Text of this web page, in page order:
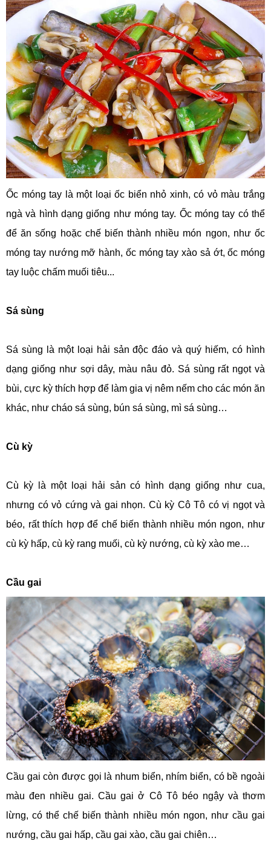
Ốc móng tay là một loại ốc biển nhỏ xinh, có vỏ màu trắng
ngà và hình dạng giống như móng tay. Ốc móng tay có thể
để ăn sống hoặc chế biến thành nhiều món ngon, như ốc
móng tay nướng mỡ hành, ốc móng tay xào sả ớt, ốc móng
tay luộc chấm muối tiêu...
Sá sùng
Sá sùng là một loại hải sản độc đáo và quý hiếm, có hình
dạng giống như sợi dây, màu nâu đỏ. Sá sùng rất ngọt và
bùi, cực kỳ thích hợp để làm gia vị nêm nếm cho các món ăn
khác, như cháo sá sùng, bún sá sùng, mì sá sùng…
Cù kỳ
Cù kỳ là một loại hải sản có hình dạng giống như cua,
nhưng có vỏ cứng và gai nhọn. Cù kỳ Cô Tô có vị ngọt và
béo, rất thích hợp để chế biến thành nhiều món ngon, như
cù kỳ hấp, cù kỳ rang muối, cù kỳ nướng, cù kỳ xào me…
Cầu gai
Cầu gai còn được gọi là nhum biển, nhím biển, có bề ngoài
màu đen nhiều gai. Cầu gai ở Cô Tô béo ngậy và thơm
lừng, có thể chế biến thành nhiều món ngon, như cầu gai
nướng, cầu gai hấp, cầu gai xào, cầu gai chiên…